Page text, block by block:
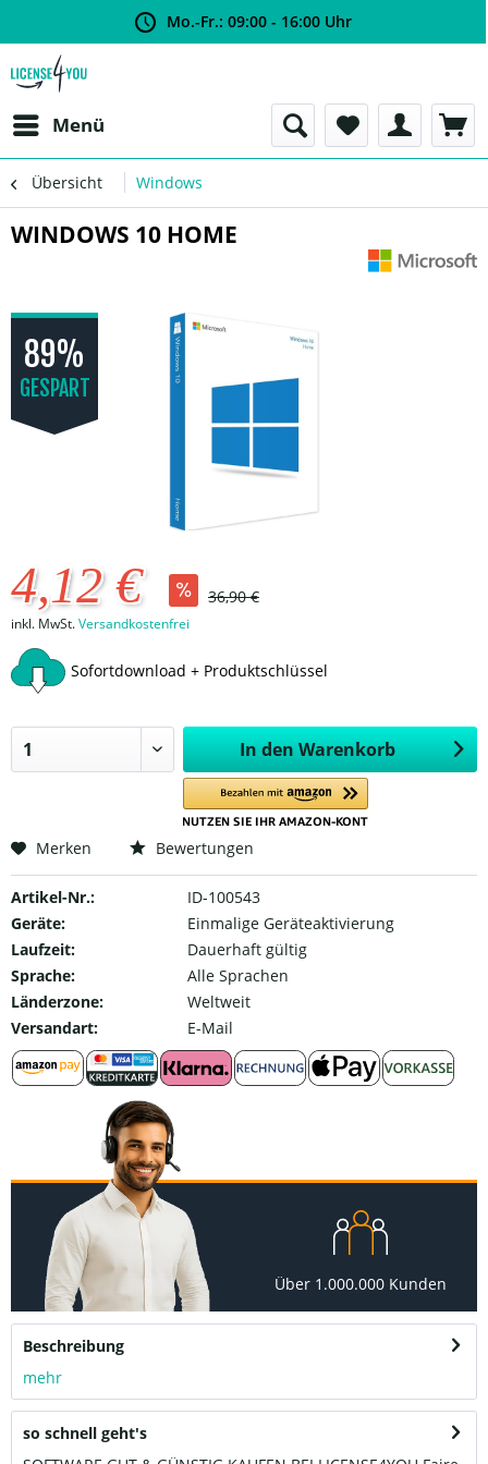
Mo.-Fr.: 09:00 - 16:00 Uhr
Menü
Übersicht Windows
WINDOWS 10 HOME
89%
GESPART
4,12 € 36,90 €
inkl. MwSt.Versandkostenfrei
Sofortdownload + Produktschlüssel
In den Warenkorb
Merken Bewertungen
Artikel-Nr.:
ID-100543
Geräte:
Einmalige Geräteaktivierung
Laufzeit:
Dauerhaft gültig
Sprache:
Alle Sprachen
Länderzone:
Weltweit
Versandart:
E-Mail
Über 1.000.000 Kunden
Beschreibung
mehr
so schnell geht's